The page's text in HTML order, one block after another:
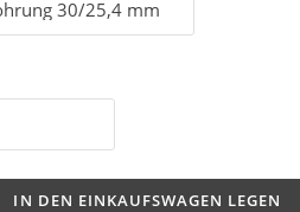
IN DEN EINKAUFSWAGEN LEGEN